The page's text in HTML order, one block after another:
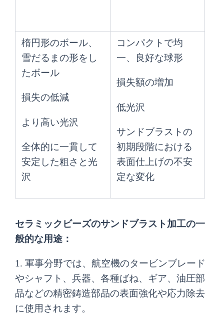
楕円形のボール、
雪だるまの形をし
たボール
損失の低減
より高い光沢
全体的に一貫して
安定した粗さと光
沢
コンパクトで均
一、良好な球形
損失額の増加
低光沢
サンドブラストの
初期段階における
表面仕上げの不安
定な変化
セラミックビーズのサンドブラスト加工の一
般的な用途：
1. 軍事分野では、航空機のタービンブレード
やシャフト、兵器、各種ばね、ギア、油圧部
品などの精密鋳造部品の表面強化や応力除去
に使用されます。